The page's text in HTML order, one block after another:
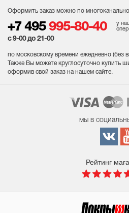
Оформить заказ можно по
+7 495 995-80-40
у
с 9-00 до 21-00
по московскому времени ежедневно (без
Также Вы можете круглосуточно купить
оформив свой заказ на нашем сайте.
мы в
Рейтинг